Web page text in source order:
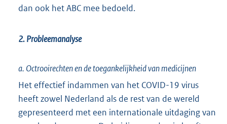
dan ook het ABC mee bedoeld.
2. Probleemanalyse
a. Octrooirechten en de toegankelijkheid van medicijnen
Het effectief indammen van het COVID-19 virus
heeft zowel Nederland als de rest van de wereld
gepresenteerd met een internationale uitdaging van